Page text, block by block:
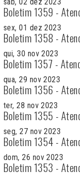
Boletim 1359 -
sex, 01 dez 2023
Boletim 1358 -
qui, 30 nov 2023
Boletim 1357 -
qua, 29 nov 2023
Boletim 1356 -
ter, 28 nov 2023
Boletim 1355 -
seg, 27 nov 2023
Boletim 1354 -
dom, 26 nov 2023
Boletim 1353 -